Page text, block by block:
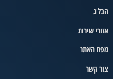
הבלוג
אזורי שירות
מפת האתר
צור קשר